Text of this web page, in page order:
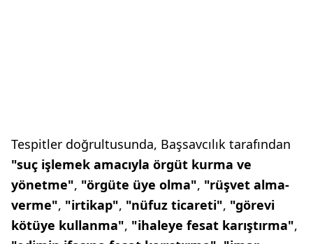
Tespitler doğrultusunda, Başsavcılık tarafından
"suç işlemek amacıyla örgüt kurma ve
yönetme", "örgüte üye olma", "rüşvet alma-
verme", "irtikap", "nüfuz ticareti", "görevi
kötüye kullanma", "ihaleye fesat karıştırma",